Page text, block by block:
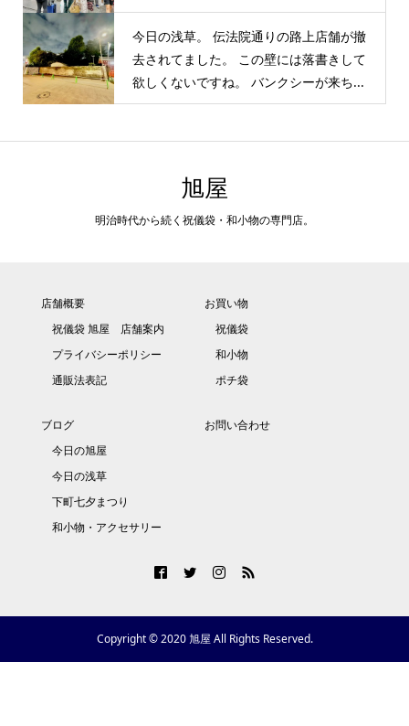
今日の浅草。 伝法院通りの路上店舗が撤
去されてました。 この壁には落書きして
欲しくないですね。 バンクシーが来ち...
旭屋
明治時代から続く祝儀袋・和小物の専門店。
店舗概要
祝儀袋 旭屋 店舗案内
プライバシーポリシー
通販法表記
お買い物
祝儀袋
和小物
ポチ袋
ブログ
今日の旭屋
今日の浅草
下町七夕まつり
和小物・アクセサリー
お問い合わせ
Copyright © 2020 旭屋 All Rights Reserved.